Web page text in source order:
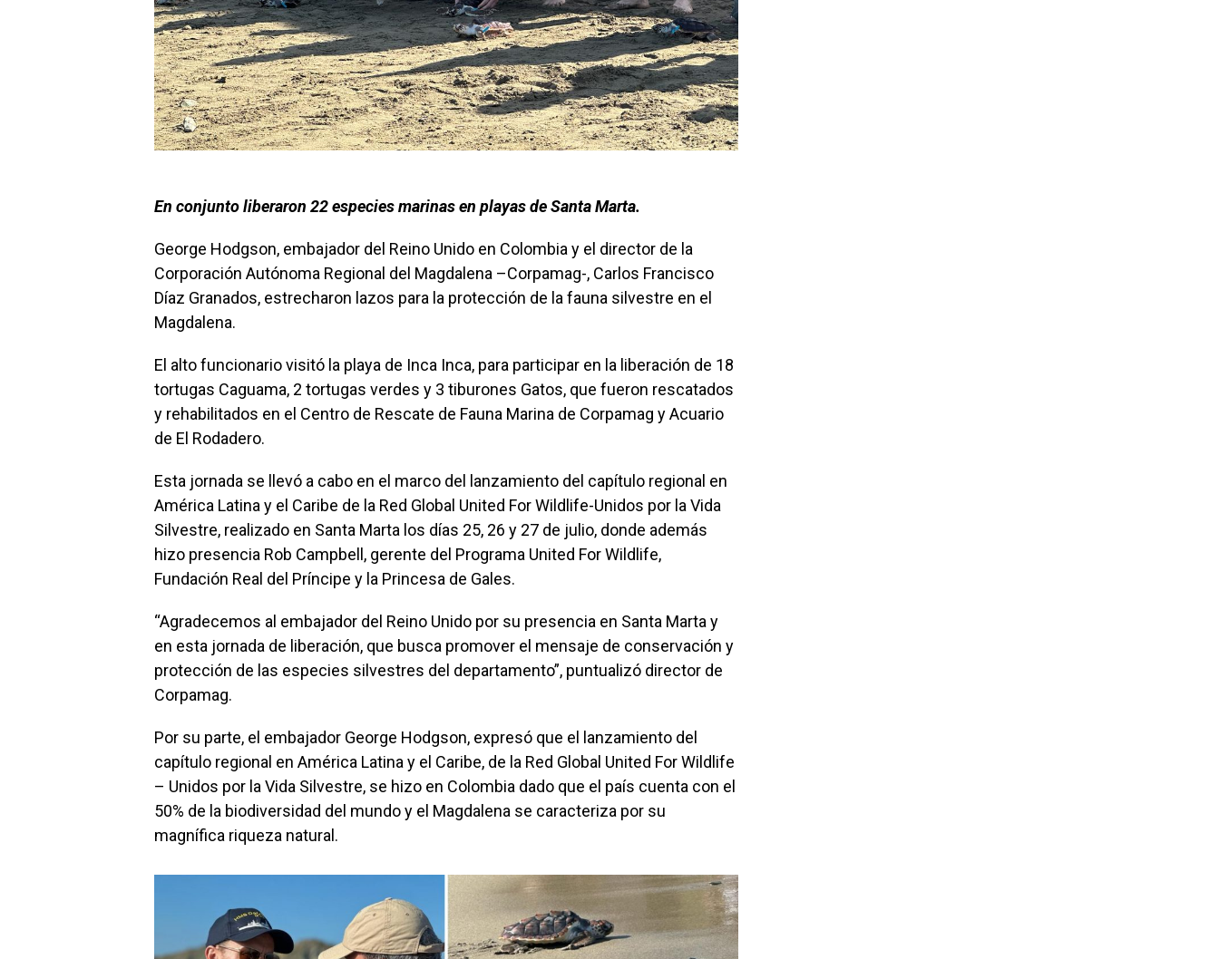
En conjunto liberaron 22 especies marinas en playas de Santa Marta.
George Hodgson, embajador del Reino Unido en Colombia y el director de la
Corporación Autónoma Regional del Magdalena –Corpamag-, Carlos Francisco
Díaz Granados, estrecharon lazos para la protección de la fauna silvestre en el
Magdalena.
El alto funcionario visitó la playa de Inca Inca, para participar en la liberación de 18
tortugas Caguama, 2 tortugas verdes y 3 tiburones Gatos, que fueron rescatados
y rehabilitados en el Centro de Rescate de Fauna Marina de Corpamag y Acuario
de El Rodadero.
Esta jornada se llevó a cabo en el marco del lanzamiento del capítulo regional en
América Latina y el Caribe de la Red Global United For Wildlife-Unidos por la Vida
Silvestre, realizado en Santa Marta los días 25, 26 y 27 de julio, donde además
hizo presencia Rob Campbell, gerente del Programa United For Wildlife,
Fundación Real del Príncipe y la Princesa de Gales.
“Agradecemos al embajador del Reino Unido por su presencia en Santa Marta y
en esta jornada de liberación, que busca promover el mensaje de conservación y
protección de las especies silvestres del departamento”, puntualizó director de
Corpamag.
Por su parte, el embajador George Hodgson, expresó que el lanzamiento del
capítulo regional en América Latina y el Caribe, de la Red Global United For Wildlife
– Unidos por la Vida Silvestre, se hizo en Colombia dado que el país cuenta con el
50% de la biodiversidad del mundo y el Magdalena se caracteriza por su
magnífica riqueza natural.